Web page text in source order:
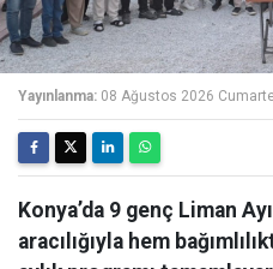
Yayınlanma: 08 Ağustos 2026
Konya’da 9 genç Liman
aracılığıyla hem